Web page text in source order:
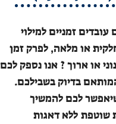
זמניים למילוי
או מלאה, לפרק זמן
או ארוך ? אנו נספק לכם
בדיוק בשבילכם.
לכם להמשיך
שוטפת ללא דאגות